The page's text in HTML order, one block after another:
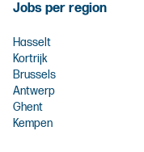
Jobs per region
Hasselt
Kortrijk
Brussels
Antwerp
Ghent
Kempen